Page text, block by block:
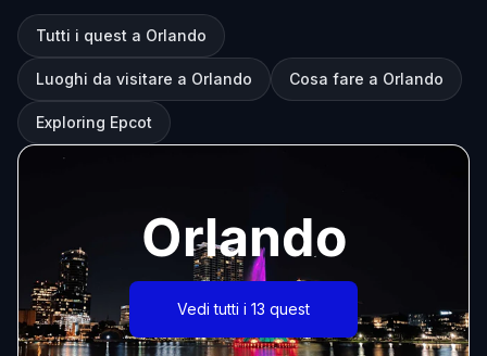
Tutti i quest a Orlando
Luoghi da visitare a Orlando Cosa fare a Orlando
Exploring Epcot
Orlando
Vedi tutti i 13 quest